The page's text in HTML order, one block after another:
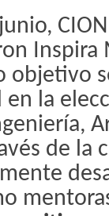
la
de la